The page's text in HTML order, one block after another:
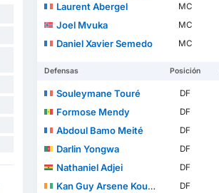
Laurent Abergel
MC
Joel Mvuka
MC
Daniel Xavier Semedo
MC
Defensas Posición
Souleymane Touré DF
Formose Mendy
DF
Abdoul Bamo Meité
DF
Darlin Yongwa
DF
Nathaniel Adjei
DF
Kan Guy Arsene Kouassi
DF